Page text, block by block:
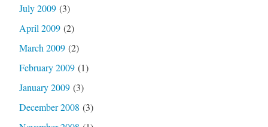
July 2009(3)
April 2009(2)
March 2009(2)
February 2009(1)
January 2009(3)
December 2008 (3)